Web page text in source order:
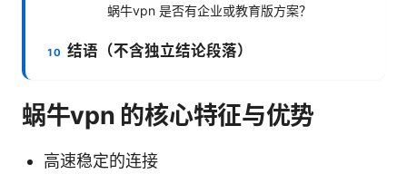
蜗牛vpn 是否有企业或教育版方案？
结语（不含独立结论段落）
蜗牛vpn 的核心特征与优势
高速稳定的连接